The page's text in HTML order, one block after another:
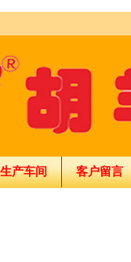
生产车间 客户留言